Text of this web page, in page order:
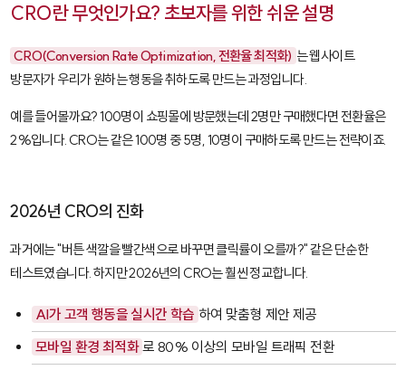
CRO란 무엇인가요? 초보자를 위한 쉬운 설명
CRO(Conversion Rate Optimization, 전환율 최적화) 는 웹사이트
방문자가 우리가 원하는 행동을 취하도록 만드는 과정입니다.
예를 들어볼까요? 100명이 쇼핑몰에 방문했는데 2명만 구매했다면 전환율은
2%입니다. CRO는 같은 100명 중 5명, 10명이 구매하도록 만드는 전략이죠.
2026년 CRO의 진화
과거에는 "버튼 색깔을 빨간색으로 바꾸면 클릭률이 오를까?" 같은 단순한
테스트였습니다. 하지만 2026년의 CRO는 훨씬 정교합니다.
AI가 고객 행동을 실시간 학습 하여 맞춤형 제안 제공
모바일 환경 최적화 로 80% 이상의 모바일 트래픽 전환